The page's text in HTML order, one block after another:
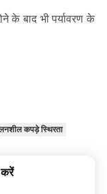
के बाद भी पर्यावरण के
कपड़े स्थिरता
करें